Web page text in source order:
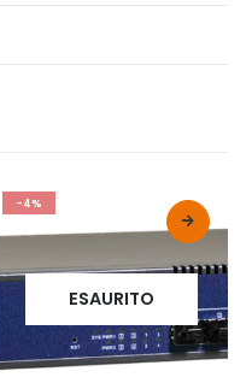
-4%
ESAURITO